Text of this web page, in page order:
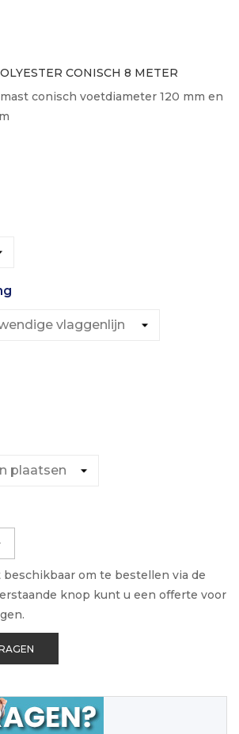
CONISCH 8 METER
conisch voetdiameter 120 mm en
om te bestellen via de
knop kunt u een offerte voor